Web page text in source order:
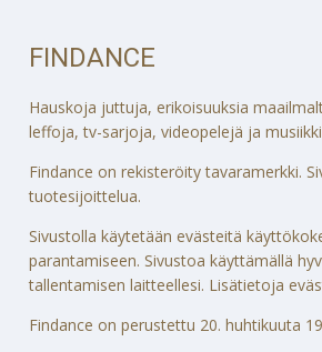
FINDANCE
Hauskoja juttuja, erikoisuuksia
leffoja, tv-sarjoja, videopelejä ja
Findance on rekisteröity tavaramerkki.
tuotesijoittelua.
Sivustolla käytetään evästeitä
parantamiseen. Sivustoa käyttämällä
tallentamisen laitteellesi. Lisätietoja
Findance on perustettu 20. huhtikuuta